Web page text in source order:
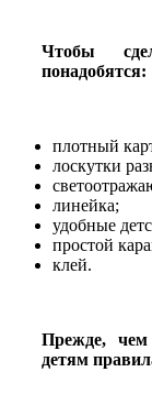
Чтобы
понадобятся:
плотный
лоскутки
линейка;
удобные
простой
клей.
Прежде, чем
детям